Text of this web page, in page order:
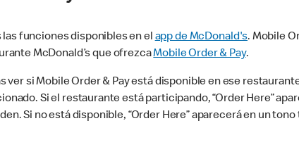
funciones disponibles en elapp de McDonald's. Mobile
McDonald’s que ofrezcaMobile Order & Pay.
si Mobile Order & Pay está disponible en ese
Si el restaurante está participando, “Order Here”
Si no está disponible, “Order Here” aparecerá en un